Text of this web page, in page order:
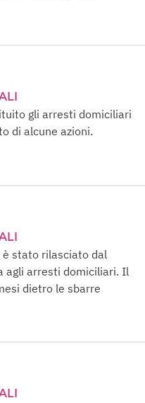
gli arresti domiciliari
di alcune azioni.
è stato rilasciato dal
agli arresti domiciliari. Il
dietro le sbarre